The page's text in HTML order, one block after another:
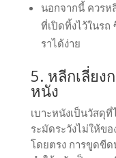
นอกจากนี้ ควรห
ที่เปิดทิ้งไว้ในรถ
ราได้ง่าย
5. หลีกเลี่ยง
หนัง
เบาะหนังเป็นวัสดุ
ระมัดระวังไม่ให้ข
โดยตรง การขูดขี